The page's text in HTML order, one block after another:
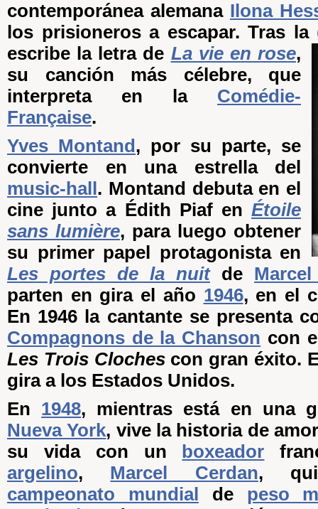
contemporánea alemana Ilona
los prisioneros a escapar. Tras la
escribe la letra de La vie en rose,
su canción más célebre, que
interpreta en la Comédie-
Française.
Yves Montand , por su parte, se
convierte en una estrella del
music-hall . Montand debuta en el
cine junto a Édith Piaf en Étoile
sans lumière, para luego obtener
su primer papel protagonista en
Les portes de la nuitde
parten en gira el año 1946, en el
En 1946 la cantante se presenta
Compagnons de la Chanson con
Les Trois Clochescon gran éxito.
gira a los Estados Unidos.
En 1948, mientras está en una
Nueva York, vive la historia de
su vida con un
boxeador
argelino, Marcel Cerdan,
campeonato mundial
de peso